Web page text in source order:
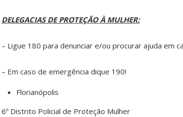
DELEGACIAS DE PROTEÇÃO À MULHER:
– Ligue 180 para denunciar e/ou procurar ajuda em
– Em caso de emergência dique 190!
Florianópolis
6º Distrito Policial de Proteção Mulher